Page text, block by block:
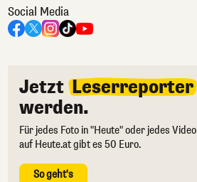
Social Media
Jetzt Leserreporter
werden.
Für jedes Foto in "Heute" oder jedes Video
auf Heute.at gibt es 50 Euro.
So geht's